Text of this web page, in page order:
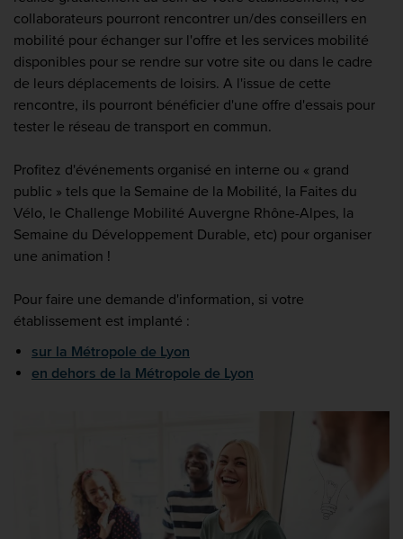
collaborateurs pourront rencontrer un/des conseillers en
mobilité pour échanger sur l'offre et les services mobilité
disponibles pour se rendre sur votre site ou dans le cadre
de leurs déplacements de loisirs. A l'issue de cette
rencontre, ils pourront bénéficier d'une offre d'essais pour
tester le réseau de transport en commun.
Profitez d'événements organisé en interne ou « grand
public » tels que la Semaine de la Mobilité, la Faites du
Vélo, le Challenge Mobilité Auvergne Rhône-Alpes, la
Semaine du Développement Durable, etc) pour organiser
une animation !
Pour faire une demande d'information, si votre
établissement est implanté :
sur la Métropole de Lyon
en dehors de la Métropole de Lyon